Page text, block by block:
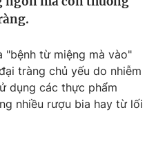
"bệnh từ miệng mà vào"
tràng chủ yếu do nhiễm
dụng các thực phẩm
nhiều rượu bia hay từ lối